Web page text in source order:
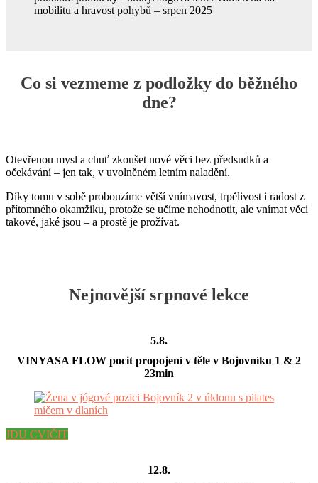
Co si vezmeme z podložky do běžného
dne?
Otevřenou mysl a chuť zkoušet nové věci bez předsudků a
očekávání – jen tak, v uvolněném letním naladění.
Díky tomu v sobě probouzíme větší vnímavost, trpělivost i radost z
přítomného okamžiku, protože se učíme nehodnotit, ale vnímat věci
takové, jaké jsou – a prostě je prožívat.
Nejnovější srpnové lekce
5.8.
VINYASA FLOW pocit propojení v těle v Bojovníku 1 & 2
23min
JDU CVIČIT
12.8.